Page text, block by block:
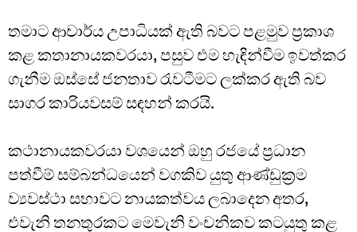
තමාට ආචාර්ය උපාධියක් ඇති බවට පළමුව ප්‍රකාශ
කළ කතානායකවරයා, පසුව එම හැඳින්වීම ඉවත්කර
ගැනීම ඔස්සේ ජනතාව රැවටීමට ලක්කර ඇති බව
සාගර කාරියවසම් සඳහන් කරයි.
කථානායකවරයා වශයෙන් ඔහු රජයේ ප්‍රධාන
පත්වීම් සම්බන්ධයෙන් වගකිව යුතු ආණ්ඩුක්‍රම
ව්‍යවස්ථා සභාවට නායකත්වය ලබාදෙන අතර,
එවැනි තනතුරකට මෙවැනි වංචනිකව කටයුතු කළ